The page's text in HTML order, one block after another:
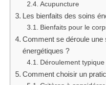
Acupuncture
Les bienfaits des soins
Bienfaits pour le
Comment se déroule une
énergétiques ?
Déroulement typique
Comment choisir un